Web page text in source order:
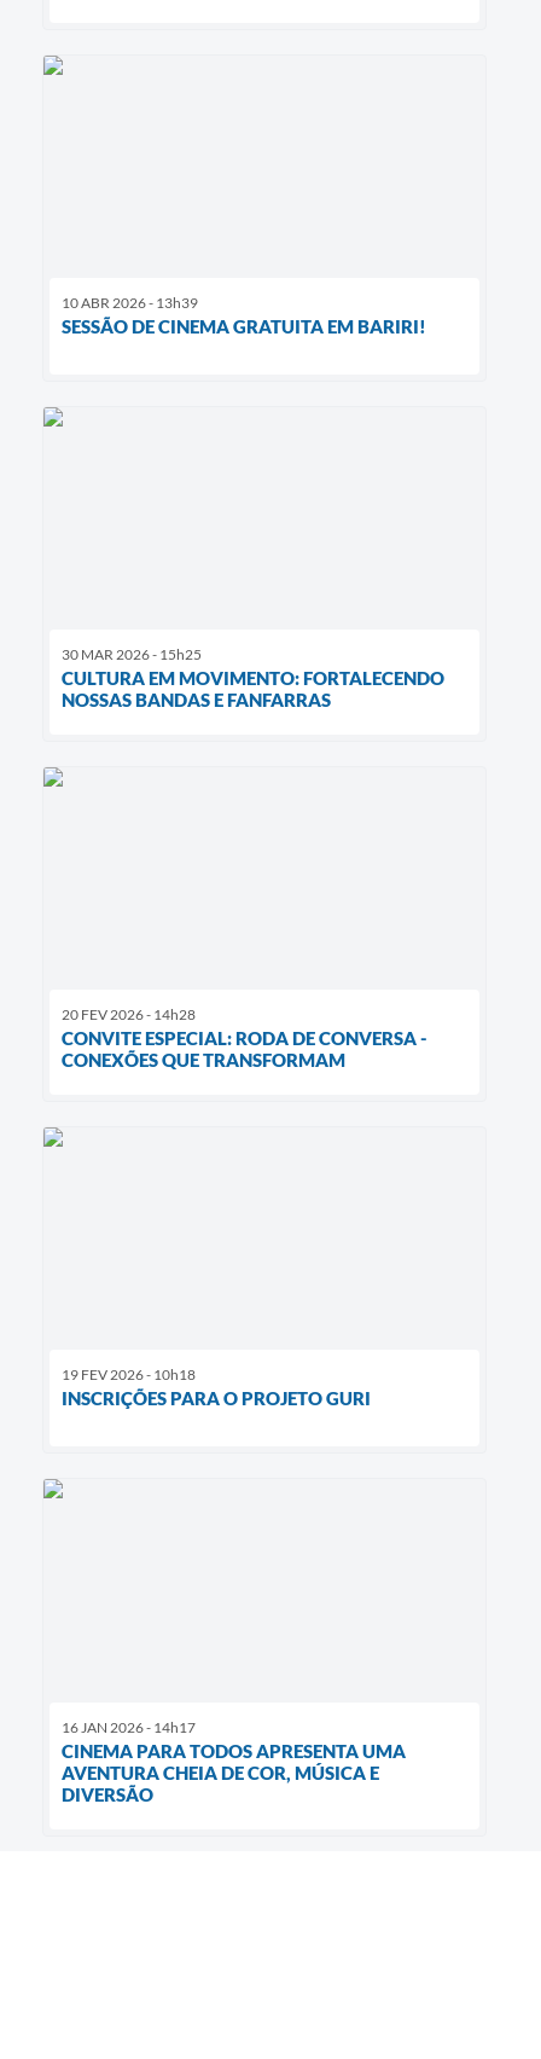
10 ABR 2026 - 13h39
SESSÃO DE CINEMA GRATUITA EM BARIRI!
30 MAR 2026 - 15h25
CULTURA EM MOVIMENTO: FORTALECENDO
NOSSAS BANDAS E FANFARRAS
20 FEV 2026 - 14h28
CONVITE ESPECIAL: RODA DE CONVERSA -
CONEXÕES QUE TRANSFORMAM
19 FEV 2026 - 10h18
INSCRIÇÕES PARA O PROJETO GURI
16 JAN 2026 - 14h17
CINEMA PARA TODOS APRESENTA UMA
AVENTURA CHEIA DE COR, MÚSICA E
DIVERSÃO